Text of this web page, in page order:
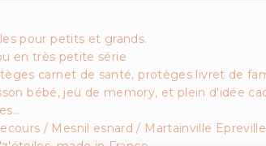
pour petits et grands.
en très petite série
carnet de santé, protèges livret de
bébé, jeu de memory, et plein d'idée
/ Mesnil esnard / Martainville Epreville